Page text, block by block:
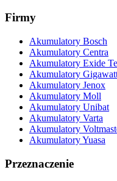
Firmy
Akumulatory Bosch
Akumulatory Centra
Akumulatory Exide
Akumulatory
Akumulatory Jenox
Akumulatory Moll
Akumulatory Unibat
Akumulatory Varta
Akumulatory
Akumulatory Yuasa
Przeznaczenie